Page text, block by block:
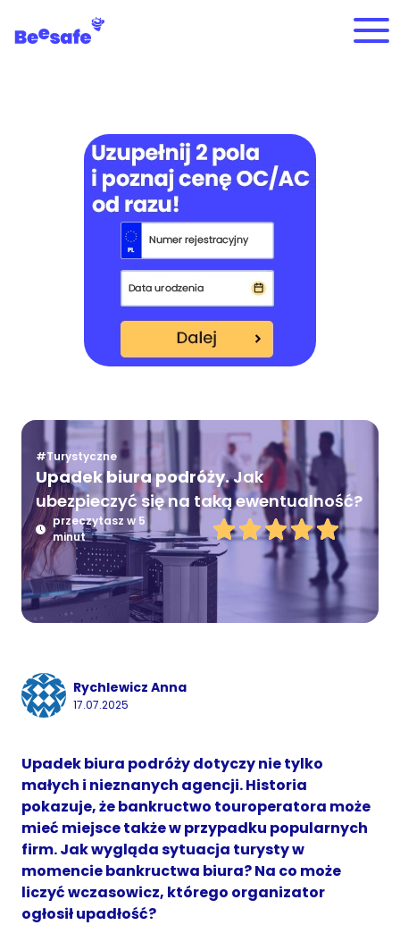
#Turystyczne
Upadek biura podróży.Jak
ubezpieczyć się na taką ewentualność?
przeczytasz w 5
minut
Rychlewicz Anna
17.07.2025
Upadek biura podróży dotyczy nie tylko
małych i nieznanych agencji. Historia
pokazuje, że bankructwo touroperatora może
mieć miejsce także w przypadku popularnych
firm. Jak wygląda sytuacja turysty w
momencie bankructwa biura? Na co może
liczyć wczasowicz, którego organizator
ogłosił upadłość?